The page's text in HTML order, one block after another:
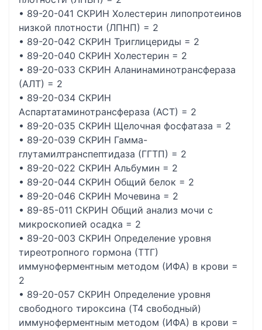
• 89-20-041 СКРИН Холестерин липопротеинов
низкой плотности (ЛПНП) = 2
• 89-20-042 СКРИН Триглицериды = 2
• 89-20-040 СКРИН Холестерин = 2
• 89-20-033 СКРИН Аланинаминотрансфераза
(АЛТ) = 2
• 89-20-034 СКРИН
Аспартатаминотрансфераза (АСТ) = 2
• 89-20-035 СКРИН Щелочная фосфатаза = 2
• 89-20-039 СКРИН Гамма-
глутамилтранспептидаза (ГГТП) = 2
• 89-20-022 СКРИН Альбумин = 2
• 89-20-044 СКРИН Общий белок = 2
• 89-20-046 СКРИН Мочевина = 2
• 89-85-011 СКРИН Общий анализ мочи с
микроскопией осадка = 2
• 89-20-003 СКРИН Определение уровня
тиреотропного гормона (ТТГ)
иммуноферментным методом (ИФА) в крови =
2
• 89-20-057 СКРИН Определение уровня
свободного тироксина (T4 свободный)
иммуноферментным методом (ИФА) в крови =